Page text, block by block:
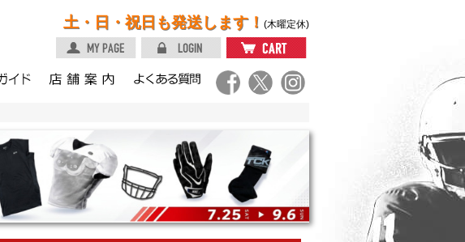
土・日・祝日も発送します！ (木曜定休)